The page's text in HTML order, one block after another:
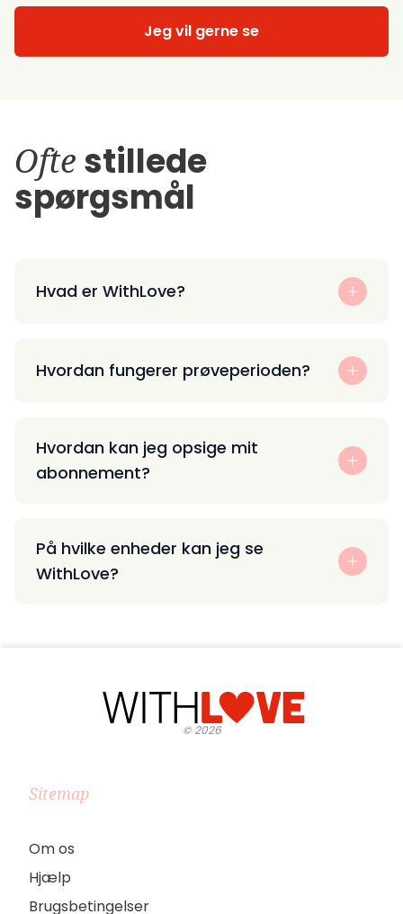
Jeg vil gerne se
Ofte stillede
spørgsmål
Hvad er WithLove?
Hvordan fungerer prøveperioden?
Hvordan kan jeg opsige mit
abonnement?
På hvilke enheder kan jeg se
WithLove?
©2026
Sitemap
Om os
Hjælp
Brugsbetingelser